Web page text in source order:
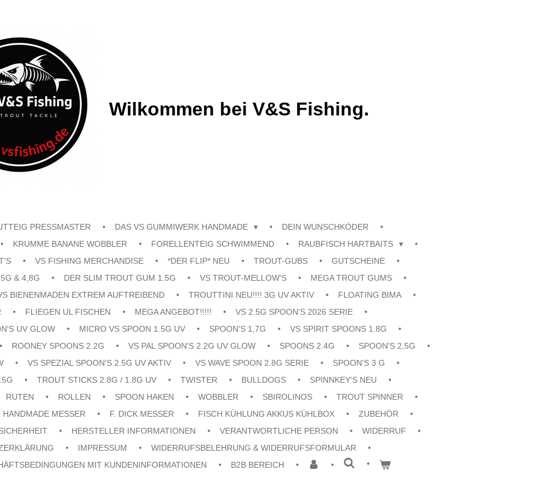
Wilkommen bei V&S Fishing.
PRESSMASTER DAS VS GUMMIWERK HANDMADE
DEIN WUNSCHKÖDER
KRUMME BANANE WOBBLER FORELLENTEIG SCHWIMMEND
RAUBFISCH HARTBAITS
VS FISHING MERCHANDISE *DER FLIP* NEU TROUT-GUBS
GUTSCHEINE
& 4,8G
DER SLIM TROUT GUM 1.5G VS TROUT-MELLOW'S
MEGA TROUT GUMS
BIENENMADEN EXTREM AUFTREIBEND TROUTTINI NEU!!!! 3G UV AKTIV
FLOATING BIMA
FLIEGEN UL FISCHEN MEGA ANGEBOT!!!!!
VS 2.5G SPOON'S 2026 SERIE
UV GLOW
MICRO VS SPOON 1.5G UV SPOON'S 1,7G
VS SPIRIT SPOONS 1.8G
ROONEY SPOONS 2.2G VS PAL SPOON'S 2.2G UV GLOW SPOONS 2.4G
SPOON'S 2,5G
VS SPEZIAL SPOON'S 2.5G UV AKTIV VS WAVE SPOON 2.8G SERIE
SPOON'S 3 G
TROUT STICKS 2.8G / 1.8G UV TWISTER BULLDOGS
SPINNKEY'S NEU
RUTEN ROLLEN SPOON HAKEN WOBBLER SBIROLINOS
TROUT SPINNER
HANDMADE MESSER F. DICK MESSER FISCH KÜHLUNG AKKUS KÜHLBOX
ZUBEHÖR
HERSTELLER INFORMATIONEN VERANTWORTLICHE PERSON
WIDERRUF
IMPRESSUM
WIDERRUFSBELEHRUNG & WIDERRUFSFORMULAR
MIT KUNDENINFORMATIONEN
B2B BEREICH